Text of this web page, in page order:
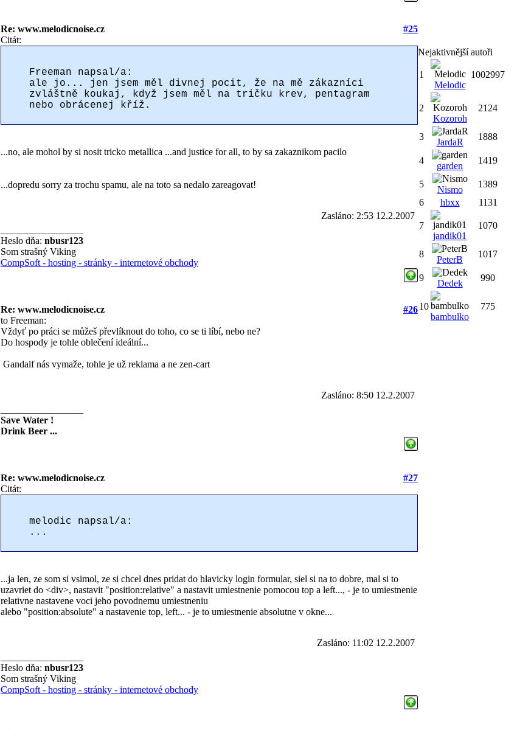
Re: www.melodicnoise.cz
#25
Citát:
Freeman napsal/a:
ale jo... jen jsem měl divnej pocit, že na mě zákazníci
zvláštně koukaj, když jsem měl na tričku krev, pentagram
nebo obrácenej kříž.
...no, ale mohol by si nosit tricko metallica ...and justice for all, to by sa zakaznikom pacilo
...dopredu sorry za trochu spamu, ale na toto sa nedalo zareagovat!
Zasláno: 2:53 12.2.2007
Heslo dňa: nbusr123
Som strašný Viking
CompSoft - hosting - stránky - internetové obchody
Re: www.melodicnoise.cz #26
to Freeman:
Vždyť po práci se můžeš převlíknout do toho, co se ti líbí, nebo ne?
Do hospody je tohle oblečení ideální...
Gandalf nás vymaže, tohle je už reklama a ne zen-cart
Zasláno: 8:50 12.2.2007
Save Water !
Drink Beer ...
Re: www.melodicnoise.cz
#27
Citát:
melodic napsal/a:
...
...ja len, ze som si vsimol, ze si chcel dnes pridat do hlavicky login formular, siel si na to dobre, mal si to
uzavriet do <div>, nastavit "position:relative" a nastavit umiestnenie pomocou top a left..., - je to umiestnenie
relativne nastavene voci jeho povodnemu umiestneniu
alebo "position:absolute" a nastavenie top, left... - je to umiestnenie absolutne v okne...
Zasláno: 11:02 12.2.2007
Heslo dňa: nbusr123
Som strašný Viking
CompSoft - hosting - stránky - internetové obchody
Nejaktivnější autoři
1
Melodic
1002997
2
Kozoroh
2124
3
JardaR
1888
4
garden
1419
5
Nismo
1389
6
hbxx 1131
7
jandik01
1070
8
PeterB
1017
9
Dedek
990
10
bambulko
775